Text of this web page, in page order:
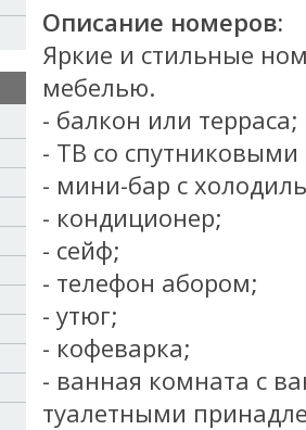
Описание номеров:
Яркие и стильные
мебелью.
- балкон или терраса;
- ТВ со
- мини-бар с
- кондиционер;
- сейф;
- телефон абором;
- утюг;
- кофеварка;
- ванная комната с
туалетными